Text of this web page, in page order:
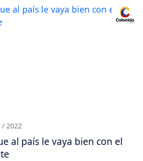
/ 2022
al país le vaya bien con el